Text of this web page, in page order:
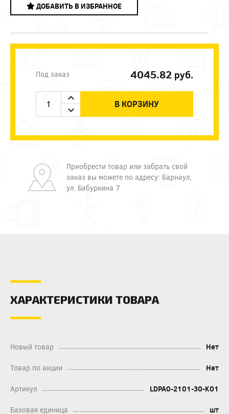
ДОБАВИТЬ В ИЗБРАННОЕ
Под заказ 4045.82 руб.
В КОРЗИНУ
Приобрести товар или забрать свой
заказ вы можете по адресу: Барнаул,
ул. Бабуркина 7
ХАРАКТЕРИСТИКИ ТОВАРА
Новый товар Нет
Товар по акции Нет
Артикул LDPA0-2101-30-K01
Базовая единица шт